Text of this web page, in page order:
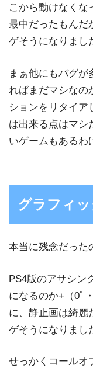
こから動けなくな
最中だったもんだ
ゲそうになりまし
まぁ他にもバグ
ればまだマシなの
ションをリタイア
は出来る点はマシ
いゲームもあるわ
グラフィ
本当に残念だった
PS4版のアサシン
になるのか+（0ﾟ
に、静止画は綺麗
ゲそうになりまし
せっかくコールオ